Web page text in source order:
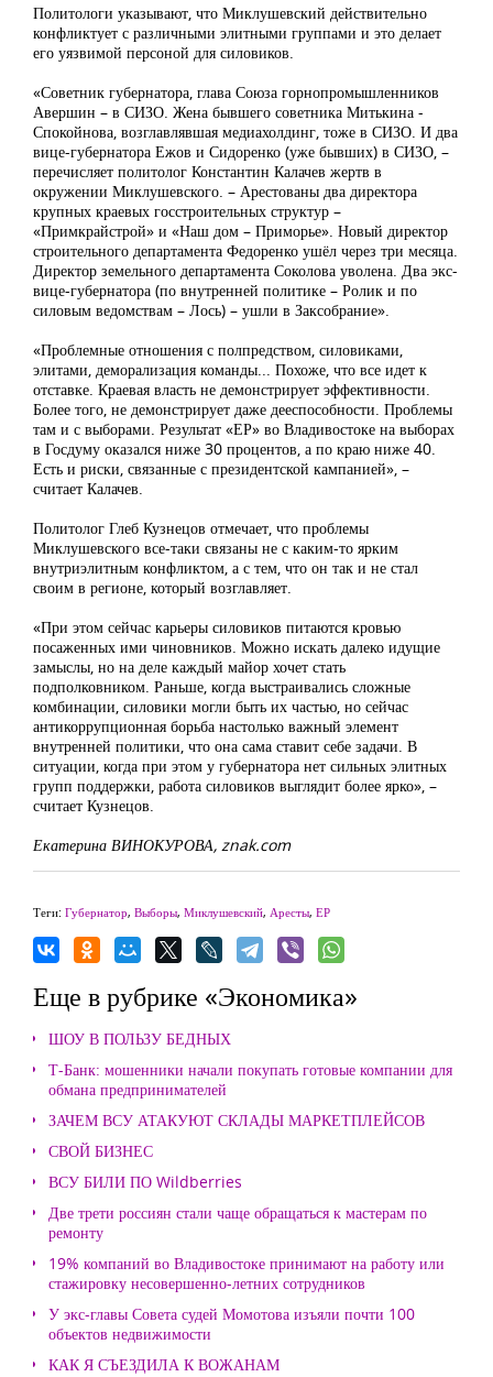
Политологи указывают, что Миклушевский действительно
конфликтует с различными элитными группами и это делает
его уязвимой персоной для силовиков.
«Советник губернатора, глава Союза горнопромышленников
Авершин – в СИЗО. Жена бывшего советника Митькина -
Спокойнова, возглавлявшая медиахолдинг, тоже в СИЗО. И два
вице-губернатора Ежов и Сидоренко (уже бывших) в СИЗО, –
перечисляет политолог Константин Калачев жертв в
окружении Миклушевского. – Арестованы два директора
крупных краевых госстроительных структур –
«Примкрайстрой» и «Наш дом – Приморье». Новый директор
строительного департамента Федоренко ушёл через три месяца.
Директор земельного департамента Соколова уволена. Два экс-
вице-губернатора (по внутренней политике – Ролик и по
силовым ведомствам – Лось) – ушли в Заксобрание».
«Проблемные отношения с полпредством, силовиками,
элитами, деморализация команды... Похоже, что все идет к
отставке. Краевая власть не демонстрирует эффективности.
Более того, не демонстрирует даже дееспособности. Проблемы
там и с выборами. Результат «ЕР» во Владивостоке на выборах
в Госдуму оказался ниже 30 процентов, а по краю ниже 40.
Есть и риски, связанные с президентской кампанией», –
считает Калачев.
Политолог Глеб Кузнецов отмечает, что проблемы
Миклушевского все-таки связаны не с каким-то ярким
внутриэлитным конфликтом, а с тем, что он так и не стал
своим в регионе, который возглавляет.
«При этом сейчас карьеры силовиков питаются кровью
посаженных ими чиновников. Можно искать далеко идущие
замыслы, но на деле каждый майор хочет стать
подполковником. Раньше, когда выстраивались сложные
комбинации, силовики могли быть их частью, но сейчас
антикоррупционная борьба настолько важный элемент
внутренней политики, что она сама ставит себе задачи. В
ситуации, когда при этом у губернатора нет сильных элитных
групп поддержки, работа силовиков выглядит более ярко», –
считает Кузнецов.
Екатерина ВИНОКУРОВА, znak.com
Теги: Губернатор, Выборы, Миклушевский, Аресты, ЕР
Еще в рубрике «Экономика»
ШОУ В ПОЛЬЗУ БЕДНЫХ
Т-Банк: мошенники начали покупать готовые компании для
обмана предпринимателей
ЗАЧЕМ ВСУ АТАКУЮТ СКЛАДЫ МАРКЕТПЛЕЙСОВ
СВОЙ БИЗНЕС
ВСУ БИЛИ ПО Wildberries
Две трети россиян стали чаще обращаться к мастерам по
ремонту
19% компаний во Владивостоке принимают на работу или
стажировку несовершенно-летних сотрудников
У экс-главы Совета судей Момотова изъяли почти 100
объектов недвижимости
КАК Я СЪЕЗДИЛА К ВОЖАНАМ